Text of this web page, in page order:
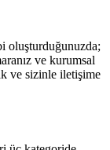
oluşturduğunuzda;
ve kurumsal
ve sizinle iletişime